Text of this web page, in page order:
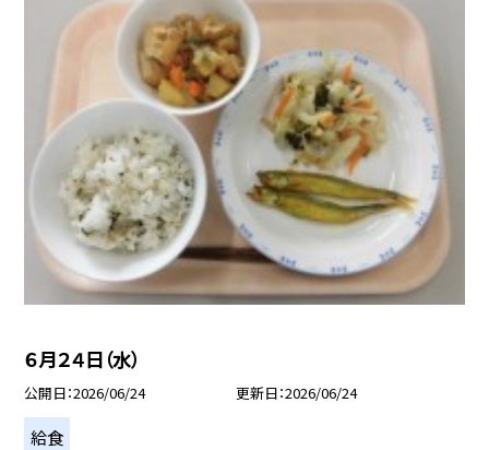
６月２４日（水）
公開日 2026/06/24 更新日 2026/06/24
給食